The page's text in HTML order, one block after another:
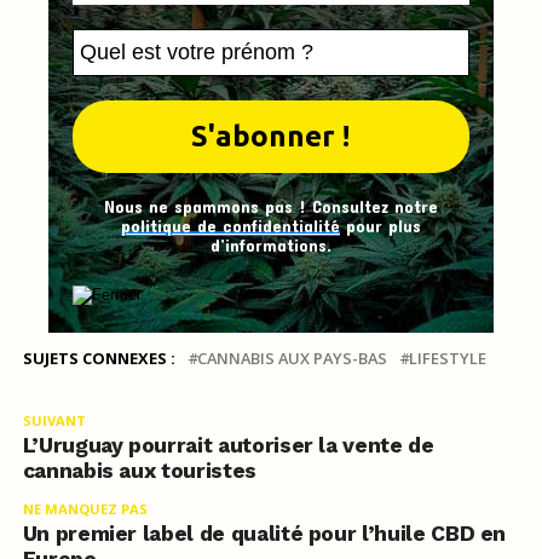
Nous ne spammons pas ! Consultez notre
politique de confidentialitépour plus
d’informations.
SUJETS CONNEXES : CANNABIS AUX PAYS-BAS LIFESTYLE
SUIVANT
L’Uruguay pourrait autoriser la vente de
cannabis aux touristes
NE MANQUEZ PAS
Un premier label de qualité pour l’huile CBD en